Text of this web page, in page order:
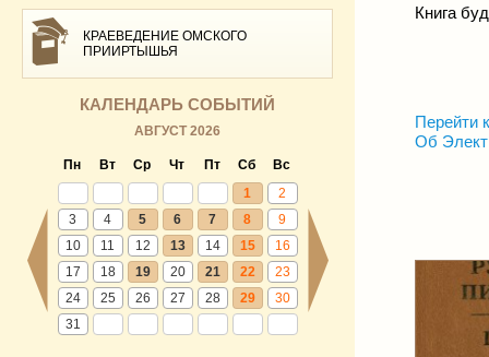
КРАЕВЕДЕНИЕ ОМСКОГО
ПРИИРТЫШЬЯ
КАЛЕНДАРЬ СОБЫТИЙ
АВГУСТ 2026
Пн Вт Ср Чт Пт Сб
Вс
1
2
3
4 5 6 7 8
9
10
11 12 13 14 15
16
17
18 19 20 21 22
23
24
25 26 27 28 29
30
31
Книга
Перейти
Об